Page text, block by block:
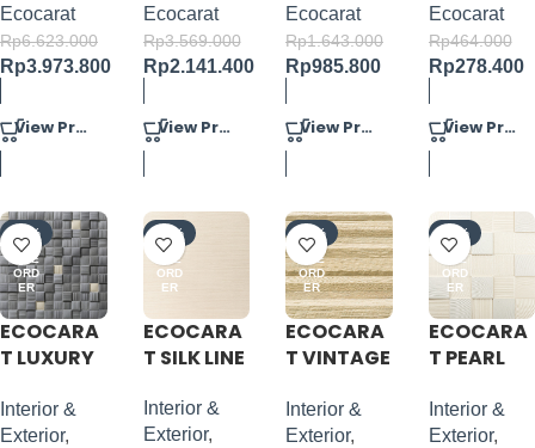
Ecocarat
Rp6.623.000
Rp3.973.800
View Product
Ecocarat
Rp3.569.000
Rp2.141.400
View Product
Ecocarat
Rp1.643.000
Rp985.800
View Product
Ecocarat
Rp464.000
Rp278.400
View Product
-40%
PRE
ORD
ER
ECOCARA
T LUXURY
Interior &
Exterior,
-40%
PRE
ORD
ER
ECOCARA
T SILK LINE
Interior &
Exterior,
-40%
PRE
ORD
ER
ECOCARA
T VINTAGE
Interior &
Exterior,
-40%
PRE
ORD
ER
ECOCARA
T PEARL
Interior &
Exterior,